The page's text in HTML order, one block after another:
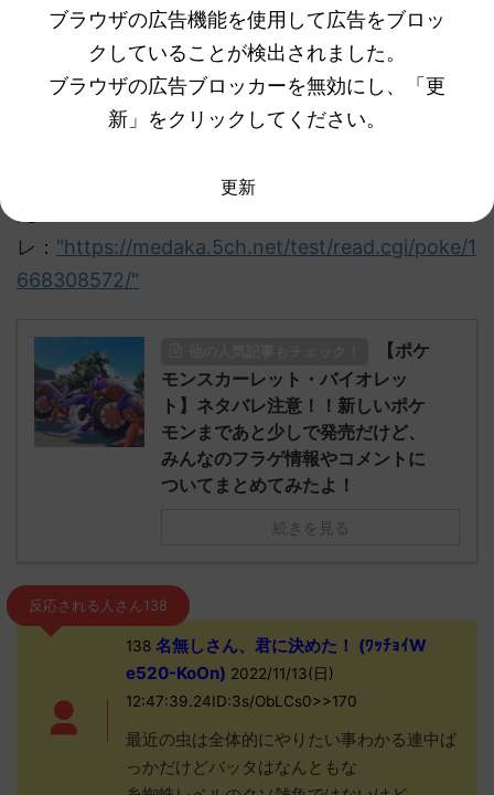
え！？ミライドンの人形が浮いてる！？これどういうこ
ガチでオススメのポケモンSVの攻略本はこれだ！
別の記事
レ： "https://medaka.5ch.net/test/read.cgi/poke/1
668308572/"
【ポケ
モンスカーレット・バイオレッ
ト】ネタバレ注意！！新しいポケ
モンまであと少しで発売だけど、
みんなのフラゲ情報やコメントに
ついてまとめてみたよ！
続きを見る
反応される人さん138
138名無しさん、君に決めた！ (ﾜｯﾁｮｲW
e520-KoOn) 2022/11/13(日)
12:47:39.24ID:3s/ObLCs0>>170
最近の虫は全体的にやりたい事わかる連中ば
っかだけどバッタはなんともな
ブラウザの広告機能を使用して広告をブロッ
クしていることが検出されました。
ブラウザの広告ブロッカーを無効にし、「更
新」をクリックしてください。
更新